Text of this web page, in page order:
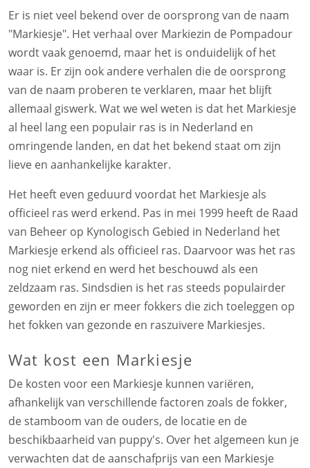
Er is niet veel bekend over de oorsprong van de naam
"Markiesje". Het verhaal over Markiezin de Pompadour
wordt vaak genoemd, maar het is onduidelijk of het
waar is. Er zijn ook andere verhalen die de oorsprong
van de naam proberen te verklaren, maar het blijft
allemaal giswerk. Wat we wel weten is dat het Markiesje
al heel lang een populair ras is in Nederland en
omringende landen, en dat het bekend staat om zijn
lieve en aanhankelijke karakter.
Het heeft even geduurd voordat het Markiesje als
officieel ras werd erkend. Pas in mei 1999 heeft de Raad
van Beheer op Kynologisch Gebied in Nederland het
Markiesje erkend als officieel ras. Daarvoor was het ras
nog niet erkend en werd het beschouwd als een
zeldzaam ras. Sindsdien is het ras steeds populairder
geworden en zijn er meer fokkers die zich toeleggen op
het fokken van gezonde en raszuivere Markiesjes.
Wat kost een Markiesje
De kosten voor een Markiesje kunnen variëren,
afhankelijk van verschillende factoren zoals de fokker,
de stamboom van de ouders, de locatie en de
beschikbaarheid van puppy's. Over het algemeen kun je
verwachten dat de aanschafprijs van een Markiesje